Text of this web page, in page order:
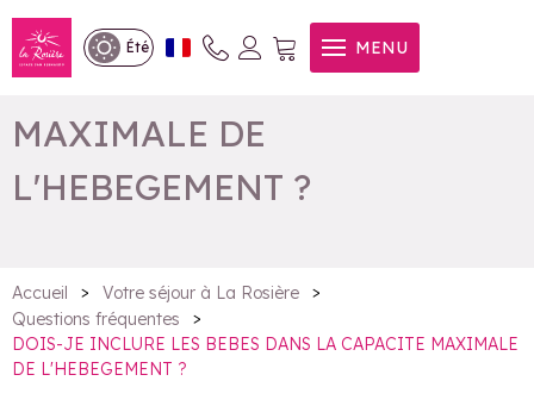
Été MENU
DOIS-JE INCLURE LES
BEBES DANS LA CAPACITE
MAXIMALE DE
L'HEBEGEMENT ?
Accueil > Votre séjour à La Rosière
>
Questions fréquentes
>
DOIS-JE INCLURE LES BEBES DANS LA CAPACITE MAXIMALE
DE L'HEBEGEMENT ?